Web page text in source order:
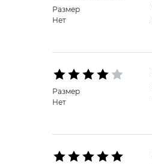
Размер
Нет
Размер
Нет